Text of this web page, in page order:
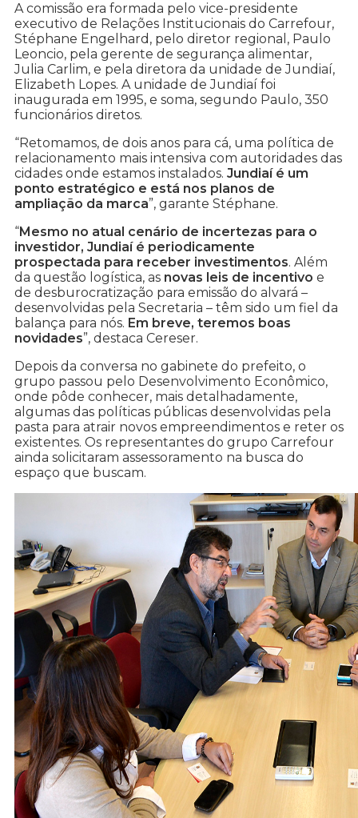
A comissão era formada pelo vice-presidente
executivo de Relações Institucionais do Carrefour,
Stéphane Engelhard, pelo diretor regional, Paulo
Leoncio, pela gerente de segurança alimentar,
Julia Carlim, e pela diretora da unidade de Jundiaí,
Elizabeth Lopes. A unidade de Jundiaí foi
inaugurada em 1995, e soma, segundo Paulo, 350
funcionários diretos.
“Retomamos, de dois anos para cá, uma política de
relacionamento mais intensiva com autoridades das
cidades onde estamos instalados. Jundiaí é um
ponto estratégico e está nos planos de
ampliação da marca”, garante Stéphane.
“Mesmo no atual cenário de incertezas para o
investidor, Jundiaí é periodicamente
prospectada para receber investimentos. Além
da questão logística, as novas leis de incentivo e
de desburocratização para emissão do alvará –
desenvolvidas pela Secretaria – têm sido um fiel da
balança para nós. Em breve, teremos boas
novidades”, destaca Cereser.
Depois da conversa no gabinete do prefeito, o
grupo passou pelo Desenvolvimento Econômico,
onde pôde conhecer, mais detalhadamente,
algumas das políticas públicas desenvolvidas pela
pasta para atrair novos empreendimentos e reter os
existentes. Os representantes do grupo Carrefour
ainda solicitaram assessoramento na busca do
espaço que buscam.